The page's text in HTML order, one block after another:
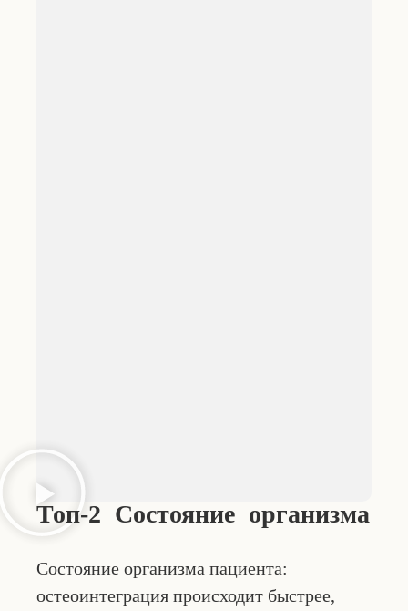
Топ-2 Состояние организма
Состояние организма пациента:
остеоинтеграция происходит быстрее,